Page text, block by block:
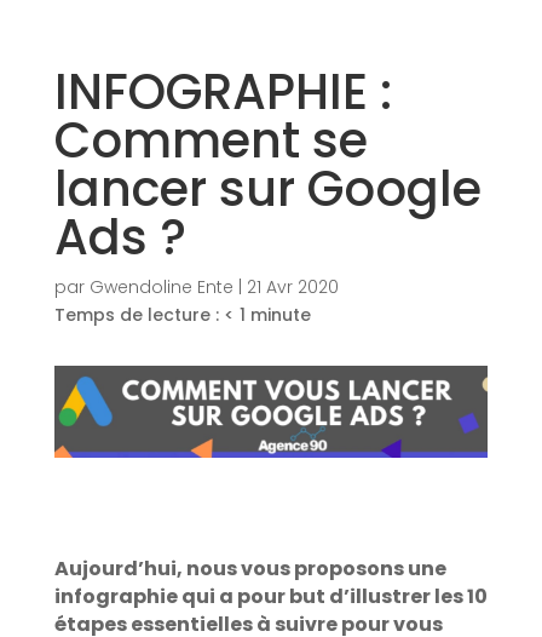
INFOGRAPHIE :
Comment se
lancer sur Google
Ads ?
par Gwendoline Ente
21 Avr 2020
Temps de lecture : < 1 minute
Aujourd’hui, nous vous proposons une
infographie qui a pour but d’illustrer les 10
étapes essentielles à suivre pour vous